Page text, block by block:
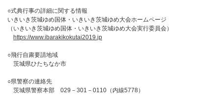
○式典行事の詳細に関する情報
いきいき茨城ゆめ国体・いきいき茨城ゆめ大会ホームページ
（いきいき茨城ゆめ国体・いきいき茨城ゆめ大会実行委員会）
https://www.ibarakikokutai2019.jp
○飛行自粛要請地域
茨城県ひたちなか市
○県警察の連絡先
茨城県警察本部 029－301－0110（内線5778）